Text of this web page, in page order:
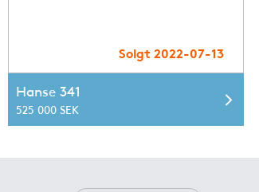
Solgt 2022-07-13
Hanse 341
525 000 SEK